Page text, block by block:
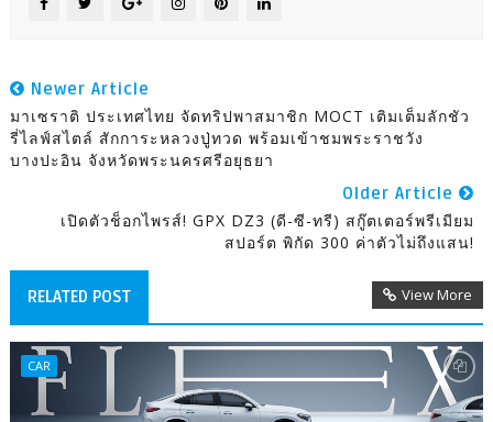
Newer Article
มาเซราติ ประเทศไทย จัดทริปพาสมาชิก MOCT เติมเต็มลักชัว
รี่ไลฟ์สไตล์ สักการะหลวงปู่ทวด พร้อมเข้าชมพระราชวัง
บางปะอิน จังหวัดพระนครศรีอยุธยา
Older Article
เปิดตัวช็อกไพรส์! GPX DZ3 (ดี-ซี-ทรี) สกู๊ตเตอร์พรีเมียม
สปอร์ต พิกัด 300 ค่าตัวไม่ถึงแสน!
RELATED POST View More
CAR